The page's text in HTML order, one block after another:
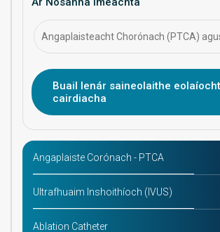
bainistíocht fhadtéarmach ar shláinte
Angaplaisteacht Chorónach (PTCA)
Buail lenár saineolaithe
cairdiacha
Angaplaiste Corónach - PTCA
Ultrafhuaim Inshoithíoch (IVUS)
Ablation Catheter